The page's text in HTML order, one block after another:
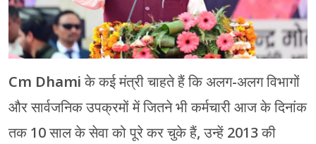
Cm Dhamiके कई मंत्री चाहते हैं कि अलग-अलग विभागों
और सार्वजनिक उपक्रमों में जितने भी कर्मचारी आज के दिनांक
तक 10 साल के सेवा को पूरे कर चुके हैं, उन्हें 2013 की
बागेश्वर
हरिद्वार